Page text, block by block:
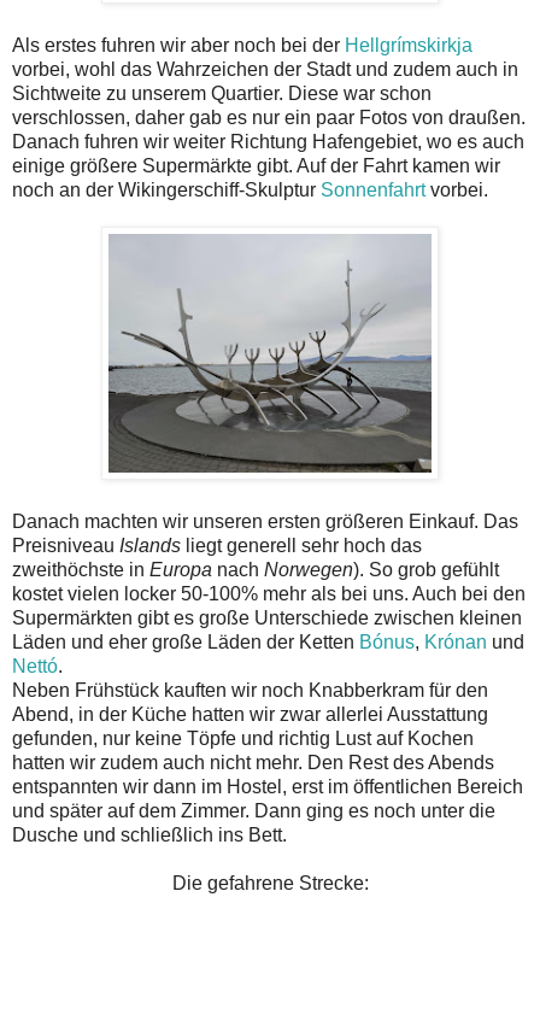
Als erstes fuhren wir aber noch bei der Hellgrímskirkja
vorbei, wohl das Wahrzeichen der Stadt und zudem auch in
Sichtweite zu unserem Quartier. Diese war schon
verschlossen, daher gab es nur ein paar Fotos von draußen.
Danach fuhren wir weiter Richtung Hafengebiet, wo es auch
einige größere Supermärkte gibt. Auf der Fahrt kamen wir
noch an der Wikingerschiff-Skulptur Sonnenfahrtvorbei.
Danach machten wir unseren ersten größeren Einkauf. Das
Preisniveau Islands liegt generell sehr hoch das
zweithöchste in Europa nach Norwegen). So grob gefühlt
kostet vielen locker 50-100% mehr als bei uns. Auch bei den
Supermärkten gibt es große Unterschiede zwischen kleinen
Läden und eher große Läden der Ketten Bónus, Krónan und
Nettó.
Neben Frühstück kauften wir noch Knabberkram für den
Abend, in der Küche hatten wir zwar allerlei Ausstattung
gefunden, nur keine Töpfe und richtig Lust auf Kochen
hatten wir zudem auch nicht mehr. Den Rest des Abends
entspannten wir dann im Hostel, erst im öffentlichen Bereich
und später auf dem Zimmer. Dann ging es noch unter die
Dusche und schließlich ins Bett.
Die gefahrene Strecke: